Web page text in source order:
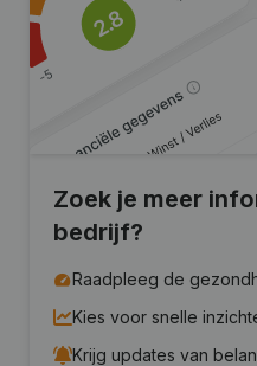
Zoek je meer
bedrijf?
Raadpleeg de
Kies voor snelle
Krijg updates van